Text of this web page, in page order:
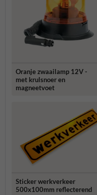
Oranje zwaailamp 12V -
met krulsnoer en
magneetvoet
Sticker werkverkeer
500x100mm reflecterend